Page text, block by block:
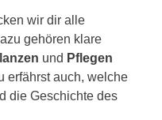
wir dir alle
gehören klare
und Pflegen
erfährst auch, welche
die Geschichte des